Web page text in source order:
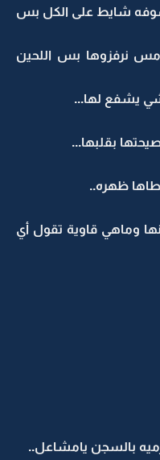
شايط على الكل بس
نرفزوها بس اللحين
يشفع لها...
بقلبها...
ظهره..
وماهي قاوية تقول أي
بالسجن يامشاعل..